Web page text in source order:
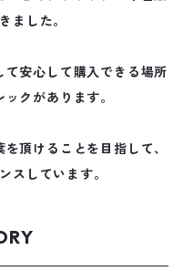
ました。
安心して購入できる場所
クがあります。
頂けることを目指して、
スしています。